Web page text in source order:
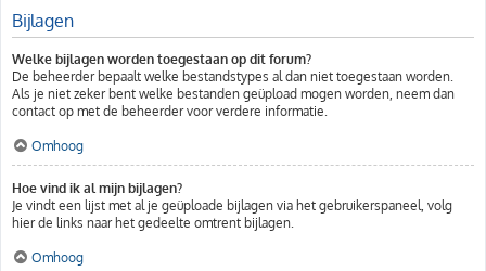
Bijlagen
Welke bijlagen worden toegestaan op dit forum?
De beheerder bepaalt welke bestandstypes al dan niet toegestaan worden.
Als je niet zeker bent welke bestanden geüpload mogen worden, neem dan
contact op met de beheerder voor verdere informatie.
Omhoog
Hoe vind ik al mijn bijlagen?
Je vindt een lijst met al je geüploade bijlagen via het gebruikerspaneel, volg
hier de links naar het gedeelte omtrent bijlagen.
Omhoog